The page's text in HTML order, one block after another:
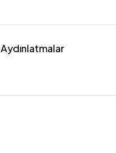
Aydınlatmalar